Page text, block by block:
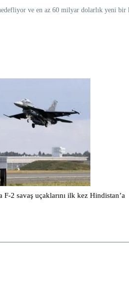
ve en az 60 milyar dolarlık yeni bir
F-2 savaş uçaklarını ilk kez Hindistan’a